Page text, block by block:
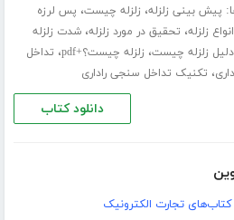
پیش بینی زلزله، زلزله چیست، پس لرزه
انواع زلزله، تحقیق در مورد زلزله،شدت زلزله
دلیل زلزله چیست، زلزله چیست؟+pdf ، تداخل
، تکنیک تداخل سنجی راداری
دانلود کتاب
کتاب‌های تجارت الکترونیک